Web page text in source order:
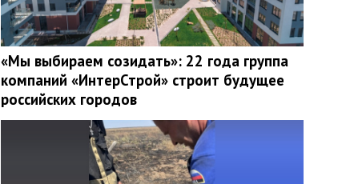
«Мы выбираем созидать»: 22 года группа
компаний «ИнтерСтрой» строит будущее
российских городов